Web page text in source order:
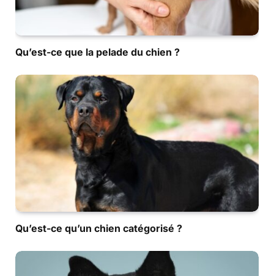
Qu’est-ce que la pelade du chien ?
Qu’est-ce qu’un chien catégorisé ?